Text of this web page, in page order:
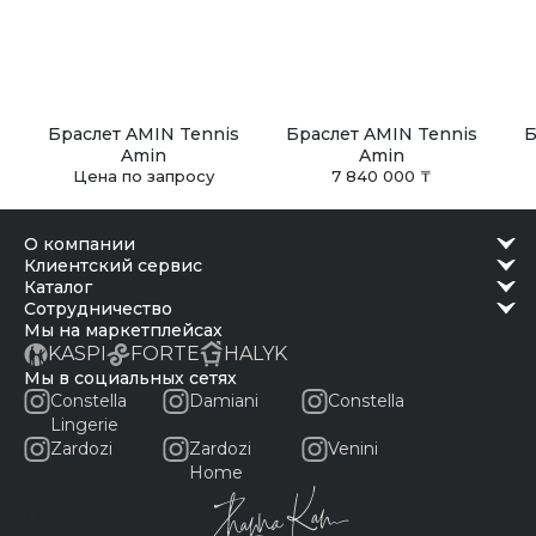
Браслет AMIN Tennis
Amin
Цена по запросу
Браслет AMIN Tennis
Amin
7 840 000 ₸
о компании
клиентский сервис
каталог
сотрудничество
Мы на маркетплейсах
KASPI FORTE HALYK
Мы в социальных сетях
Constella
Lingerie
Damiani Constella
Zardozi
Zardozi
Home
Venini